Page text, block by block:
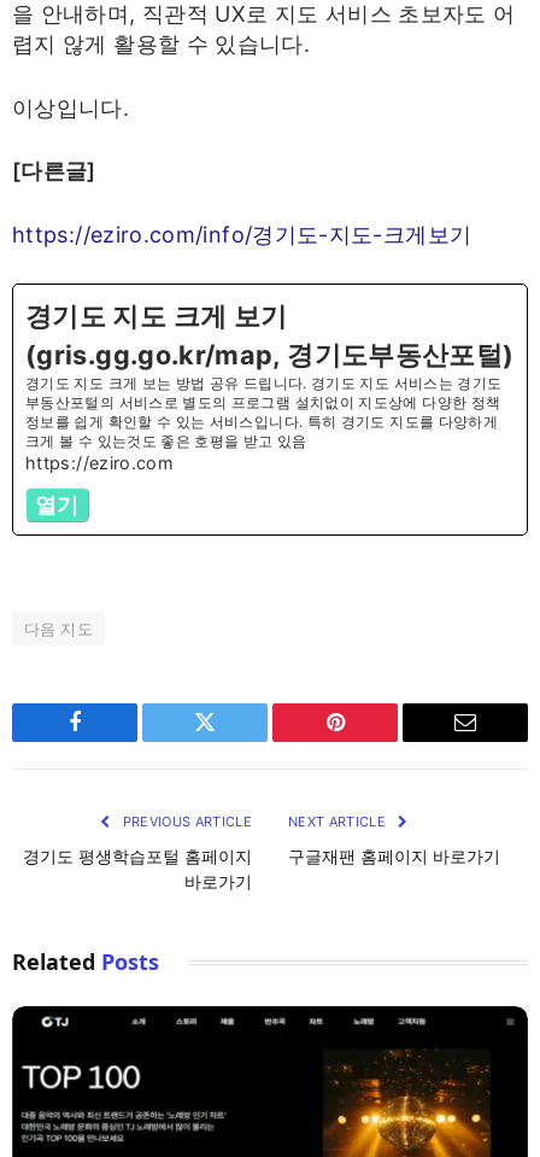
을 안내하며, 직관적 UX로 지도 서비스 초보자도 어
렵지 않게 활용할 수 있습니다.
이상입니다.
[다른글]
https://eziro.com/info/경기도-지도-크게보기
경기도 지도 크게 보기
(gris.gg.go.kr/map, 경기도부동산포털)
경기도 지도 크게 보는 방법 공유 드립니다. 경기도 지도 서비스는 경기도
부동산포털의 서비스로 별도의 프로그램 설치없이 지도상에 다양한 정책
정보를 쉽게 확인할 수 있는 서비스입니다. 특히 경기도 지도를 다양하게
크게 볼 수 있는것도 좋은 호평을 받고 있음
https://eziro.com
열기
다음 지도
Facebook Twitter Pinterest Email
PREVIOUS ARTICLE
경기도 평생학습포털 홈페이지
바로가기
NEXT ARTICLE
구글재팬 홈페이지 바로가기
Related Posts